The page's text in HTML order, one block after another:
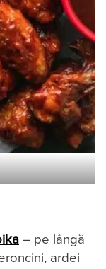
– pe lângă
ardei